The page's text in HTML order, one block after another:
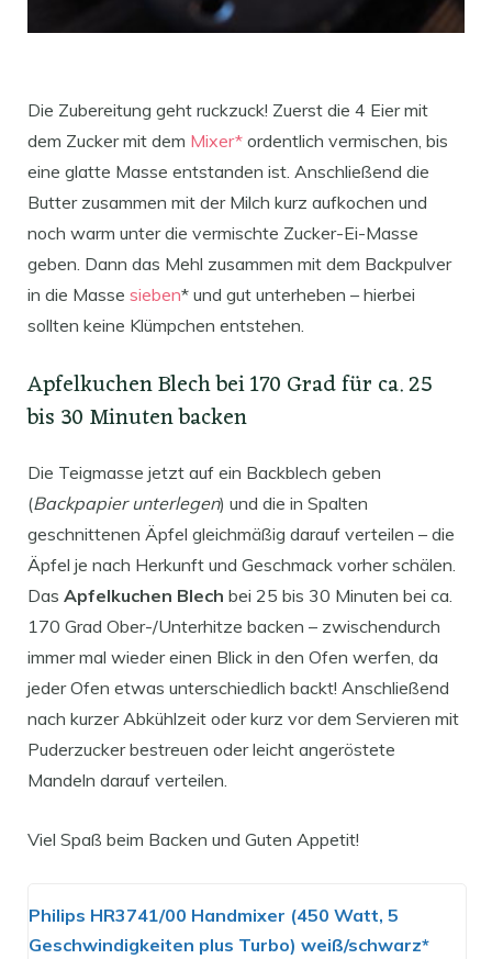
Die Zubereitung geht ruckzuck! Zuerst die 4 Eier mit
dem Zucker mit dem Mixer* ordentlich vermischen, bis
eine glatte Masse entstanden ist. Anschließend die
Butter zusammen mit der Milch kurz aufkochen und
noch warm unter die vermischte Zucker-Ei-Masse
geben. Dann das Mehl zusammen mit dem Backpulver
in die Masse sieben* und gut unterheben – hierbei
sollten keine Klümpchen entstehen.
Apfelkuchen Blech bei 170 Grad für ca. 25
bis 30 Minuten backen
Die Teigmasse jetzt auf ein Backblech geben
(Backpapier unterlegen) und die in Spalten
geschnittenen Äpfel gleichmäßig darauf verteilen – die
Äpfel je nach Herkunft und Geschmack vorher schälen.
Das Apfelkuchen Blech bei 25 bis 30 Minuten bei ca.
170 Grad Ober-/Unterhitze backen – zwischendurch
immer mal wieder einen Blick in den Ofen werfen, da
jeder Ofen etwas unterschiedlich backt! Anschließend
nach kurzer Abkühlzeit oder kurz vor dem Servieren mit
Puderzucker bestreuen oder leicht angeröstete
Mandeln darauf verteilen.
Viel Spaß beim Backen und Guten Appetit!
Philips HR3741/00 Handmixer (450 Watt, 5
Geschwindigkeiten plus Turbo) weiß/schwarz*